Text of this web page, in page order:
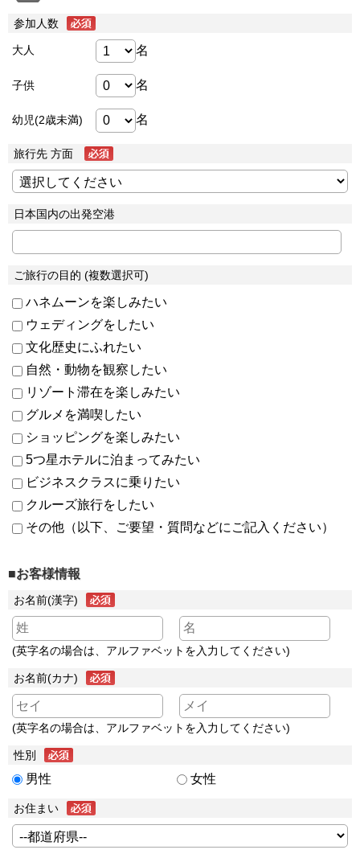
参加人数
大人 名
子供 名
幼児(2歳未満) 名
旅行先 方面
日本国内の出発空港
ご旅行の目的 (複数選択可)
ハネムーンを楽しみたい
ウェディングをしたい
文化歴史にふれたい
自然・動物を観察したい
リゾート滞在を楽しみたい
グルメを満喫したい
ショッピングを楽しみたい
5つ星ホテルに泊まってみたい
ビジネスクラスに乗りたい
クルーズ旅行をしたい
その他（以下、ご要望・質問などにご記入ください）
■お客様情報
お名前(漢字)
(英字名の場合は、アルファベットを入力してください)
お名前(カナ)
(英字名の場合は、アルファベットを入力してください)
性別
男性 女性
お住まい